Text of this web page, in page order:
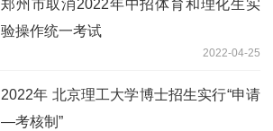
郑州市取消2022年中招体育和理化生实
验操作统一考试
2022-04-25
2022年 北京理工大学博士招生实行“申请
—考核制”